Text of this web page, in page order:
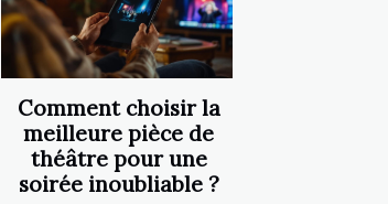
Comment choisir la
meilleure pièce de
théâtre pour une
soirée inoubliable ?